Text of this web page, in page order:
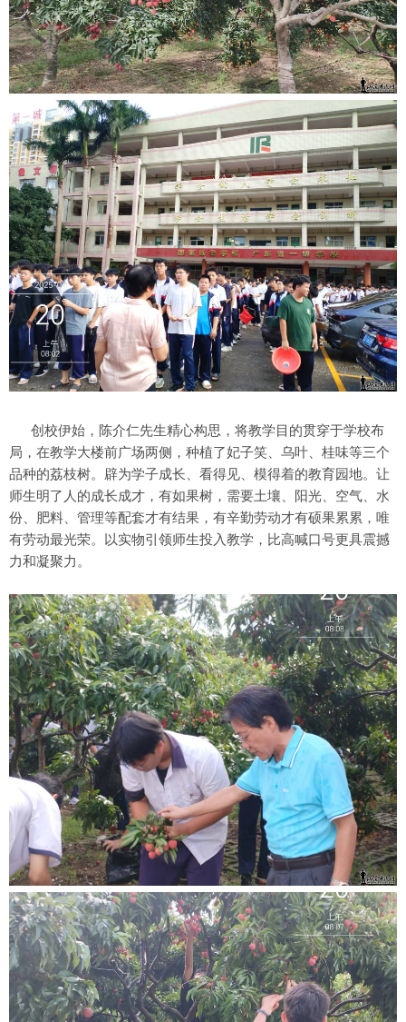
创校伊始，陈介仁先生精心构思，将教学目的贯穿于学校布
局，在教学大楼前广场两侧，种植了妃子笑、乌叶、桂味等三个
品种的荔枝树。辟为学子成长、看得见、模得着的教育园地。让
师生明了人的成长成才，有如果树，需要土壤、阳光、空气、水
份、肥料、管理等配套才有结果，有辛勤劳动才有硕果累累，唯
有劳动最光荣。以实物引领师生投入教学，比高喊口号更具震撼
力和凝聚力。